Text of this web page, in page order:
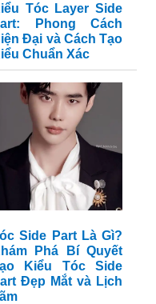
Tóc Layer Side
Phong Cách
Đại và Cách Tạo
Chuẩn Xác
Side Part Là Gì?
Phá Bí Quyết
Kiểu Tóc Side
Đẹp Mắt và Lịch